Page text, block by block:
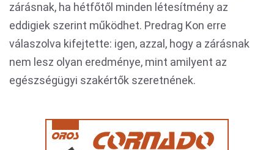
zárásnak, ha hétfőtől minden létesítmény az
eddigiek szerint működhet. Predrag Kon erre
válaszolva kifejtette: igen, azzal, hogy a zárásnak
nem lesz olyan eredménye, mint amilyent az
egészségügyi szakértők szeretnének.